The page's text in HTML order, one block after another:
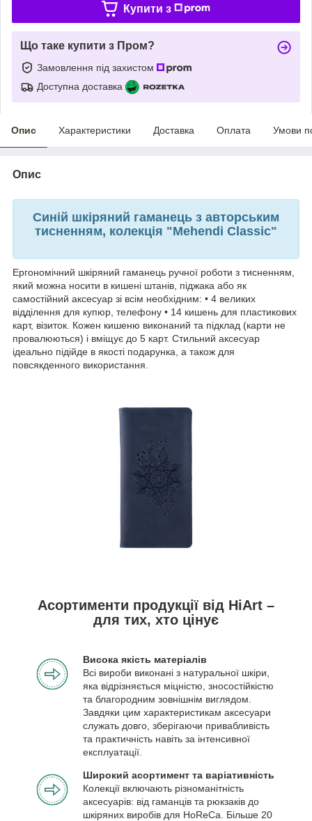
Купити з
Що таке купити з Пром?
Замовлення під захистом
Доступна доставка
Опис Характеристики Доставка Оплата Умови
Опис
Синій шкіряний гаманець з авторським
тисненням, колекція "Mehendi Classic"
Ергономічний шкіряний гаманець ручної роботи з тисненням,
який можна носити в кишені штанів, піджака або як
самостійний аксесуар зі всім необхідним: • 4 великих
відділення для купюр, телефону • 14 кишень для пластикових
карт, візиток. Кожен кишеню виконаний та підклад (карти не
провалюються) і вміщує до 5 карт. Стильний аксесуар
ідеально підійде в якості подарунка, а також для
повсякденного використання.
Асортименти продукції від HiArt –
для тих, хто цінує
Висока якість матеріалів
Всі вироби виконані з натуральної шкіри,
яка відрізняється міцністю, зносостійкістю
та благородним зовнішнім виглядом.
Завдяки цим характеристикам аксесуари
служать довго, зберігаючи привабливість
та практичність навіть за інтенсивної
експлуатації.
Широкий асортимент та варіативність
Колекції включають різноманітність
аксесуарів: від гаманців та рюкзаків до
шкіряних виробів для HoReCa. Більше 20